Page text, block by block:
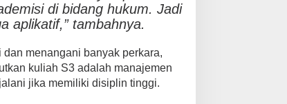
di bidang hukum. Jadi
aplikatif,” tambahnya.
menangani banyak perkara,
kuliah S3 adalah manajemen
jika memiliki disiplin tinggi.